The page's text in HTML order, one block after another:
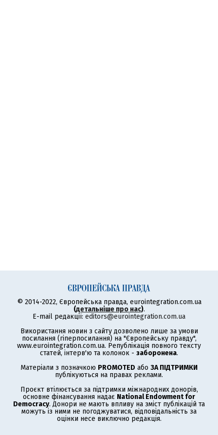
© 2014-2022, Європейська правда, eurointegration.com.ua
(детальніше про нас).
E-mail редакції: editors@eurointegration.com.ua
Використання новин з сайту дозволено лише за умови
посилання (гіперпосилання) на "Європейську правду",
www.eurointegration.com.ua. Републікація повного тексту
статей, інтерв'ю та колонок - заборонена.
Матеріали з позначкою PROMOTED або ЗА ПІДТРИМКИ
публікуються на правах реклами.
Проєкт втілюється за підтримки міжнародних донорів,
основне фінансування надає National Endowment for
Democracy. Донори не мають впливу на зміст публікацій та
можуть із ними не погоджуватися, відповідальність за
оцінки несе виключно редакція.